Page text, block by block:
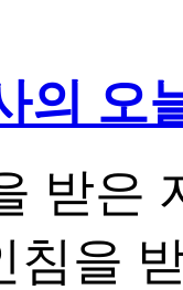
의 오
받은
침을